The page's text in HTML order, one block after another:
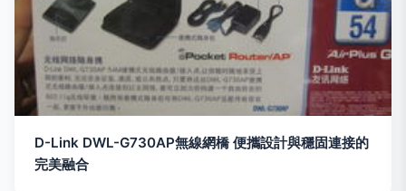
D-Link DWL-G730AP無線網橋 便攜設計與穩固連接的
完美融合